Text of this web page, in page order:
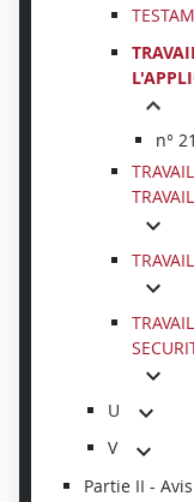
n°
TRAVAIL
U
V
Partie II -